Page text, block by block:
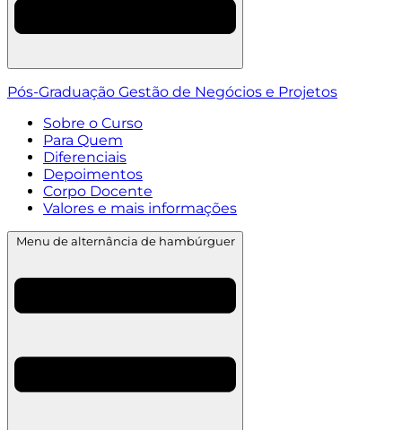
Pós-Graduação Gestão de Negócios e Projetos
Sobre o Curso
Para Quem
Diferenciais
Depoimentos
Corpo Docente
Valores e mais informações
Menu de alternância de hambúrguer